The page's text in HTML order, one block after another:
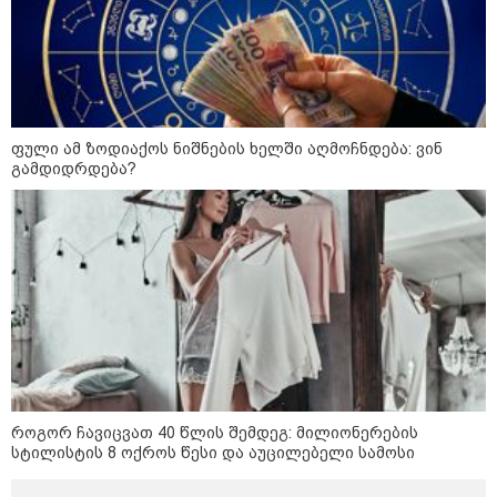
სავარაუდოდ არა მარტო
არასრულწლოვანების ჯგუფი" - რა
ინფორმაციას ავრცელებს
ადვოკატი?
რა ისმის სახლში დაყენებული
მოსასმენი მოწყობილობის
ჩანაწერში, სადაც ნია იმნაძე
ფული ამ ზოდიაქოს ნიშნების ხელში აღმოჩნდება: ვინ
გამდიდრდება?
როგორ ჩავიცვათ 40 წლის შემდეგ: მილიონერების
სტილისტის 8 ოქროს წესი და აუცილებელი სამოსი